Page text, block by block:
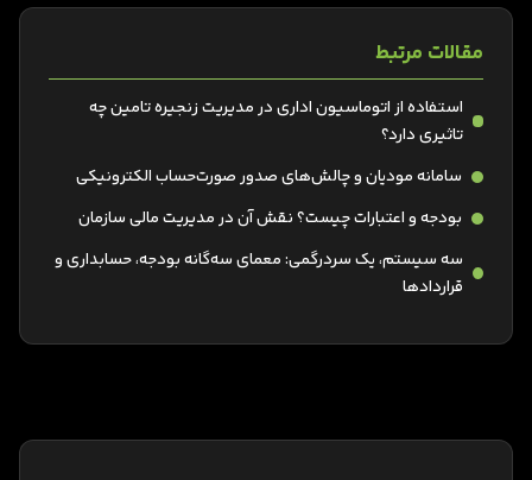
مقالات مرتبط
استفاده از اتوماسیون اداری در مدیریت زنجیره تامین چه
تاثیری دارد؟
سامانه مودیان و چالش‌های صدور صورت‌حساب الکترونیکی
بودجه و اعتبارات چیست؟ نقش آن در مدیریت مالی سازمان
سه سیستم، یک سردرگمی: معمای سه‌گانه بودجه، حسابداری و
قراردادها